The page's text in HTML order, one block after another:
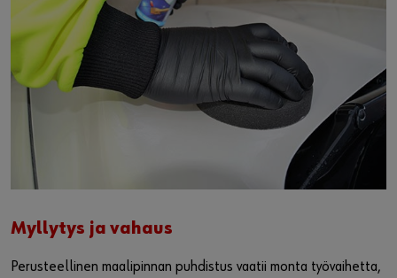
Myllytys ja vahaus
Perusteellinen maalipinnan puhdistus vaatii monta työvaihetta,